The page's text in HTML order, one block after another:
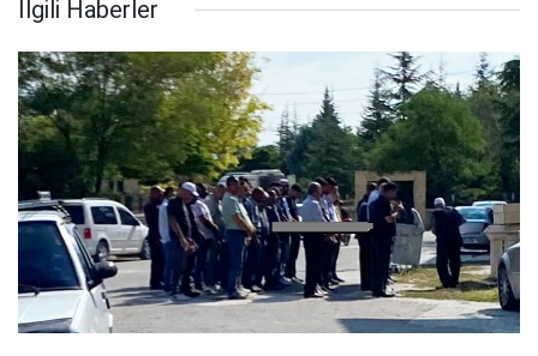
İlgili Haberler